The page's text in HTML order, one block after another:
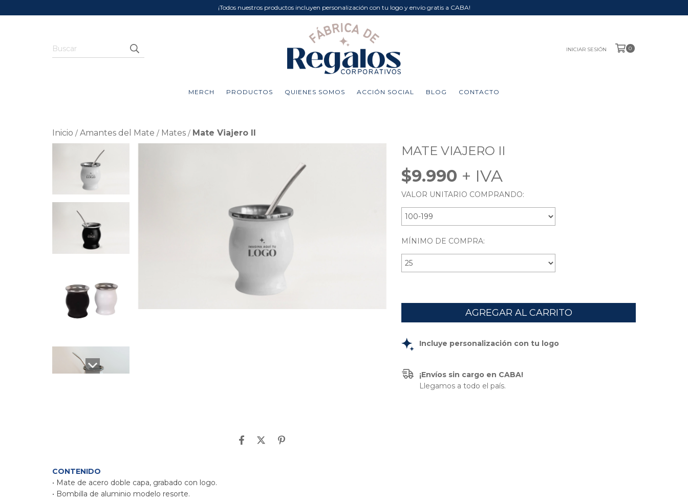
¡Todos nuestros productos incluyen personalización con tu logo y envío gratis a CABA!
INICIAR SESIÓN 0
MERCH PRODUCTOS QUIENES SOMOS ACCIÓN SOCIAL BLOG CONTACTO
Inicio / Amantes del Mate / Mates / Mate Viajero II
CONTENIDO
• Mate de acero doble capa, grabado con logo.
• Bombilla de aluminio modelo resorte.
MATE VIAJERO II
$9.990
VALOR UNITARIO COMPRANDO:
MÍNIMO DE COMPRA:
Incluye personalización con tu logo
¡Envíos sin cargo en CABA!
Llegamos a todo el país.